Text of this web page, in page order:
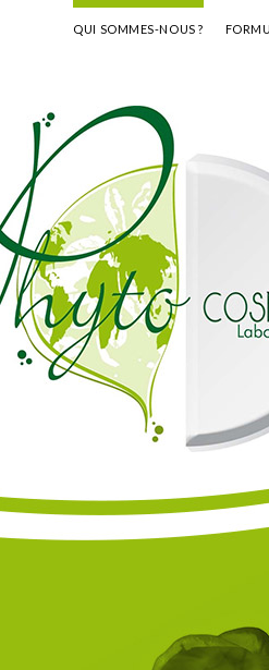
QUI SOMMES-NOUS ?